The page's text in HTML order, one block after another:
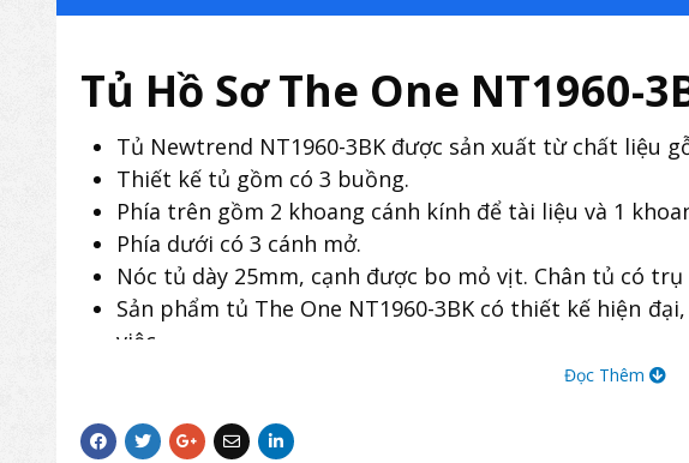
Tủ Hồ Sơ The One NT1960-
Tủ Newtrend NT1960-3BK được sản xuất từ chất liệu
Thiết kế tủ gồm có 3 buồng.
Phía trên gồm 2 khoang cánh kính để tài liệu và 1
Phía dưới có 3 cánh mở.
Nóc tủ dày 25mm, cạnh được bo mỏ vịt. Chân tủ có
Sản phẩm tủ The One NT1960-3BK có thiết kế hiện
việc.
Đọc Thêm